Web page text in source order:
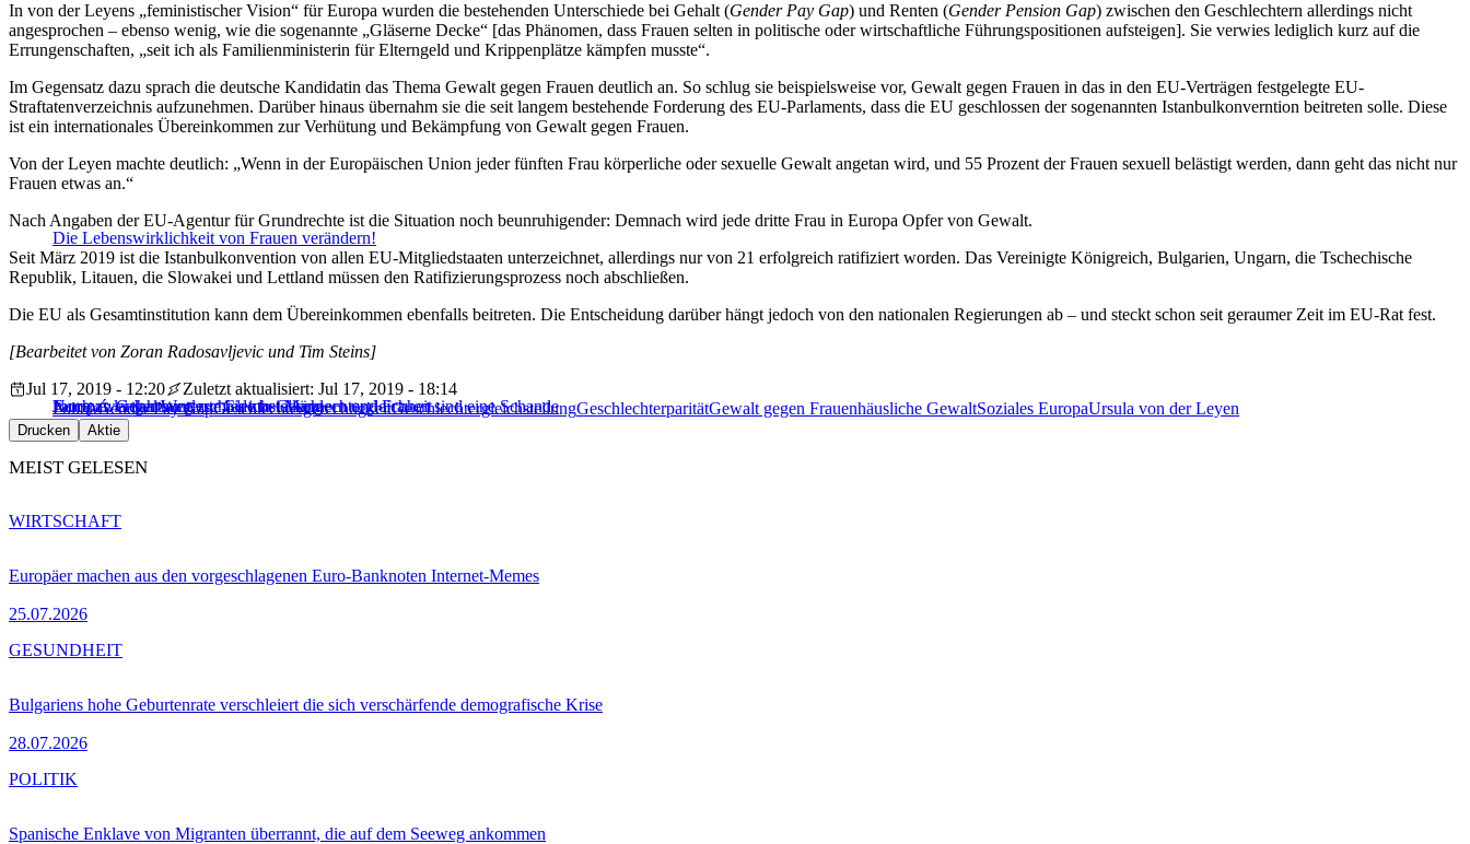
In von der Leyens „feministischer Vision“ für Europa wurden die bestehenden Unterschiede bei Gehalt (Gender Pay Gap) und Renten (Gender Pension Gap) zwischen den Geschlechtern allerdings nicht
angesprochen – ebenso wenig, wie die sogenannte „Gläserne Decke“ [das Phänomen, dass Frauen selten in politische oder wirtschaftliche Führungspositionen aufsteigen]. Sie verwies lediglich kurz auf die
Errungenschaften, „seit ich als Familienministerin für Elterngeld und Krippenplätze kämpfen musste“.
Im Gegensatz dazu sprach die deutsche Kandidatin das Thema Gewalt gegen Frauen deutlich an. So schlug sie beispielsweise vor, Gewalt gegen Frauen in das in den EU-Verträgen festgelegte EU-
Straftatenverzeichnis aufzunehmen. Darüber hinaus übernahm sie die seit langem bestehende Forderung des EU-Parlaments, dass die EU geschlossen der sogenannten Istanbulkonverntion beitreten solle. Diese
ist ein internationales Übereinkommen zur Verhütung und Bekämpfung von Gewalt gegen Frauen.
Von der Leyen machte deutlich: „Wenn in der Europäischen Union jeder fünften Frau körperliche oder sexuelle Gewalt angetan wird, und 55 Prozent der Frauen sexuell belästigt werden, dann geht das nicht nur
Frauen etwas an.“
Die Lebenswirklichkeit von Frauen verändern!
Nach Angaben der EU-Agentur für Grundrechte ist die Situation noch beunruhigender: Demnach wird jede dritte Frau in Europa Opfer von Gewalt.
Seit März 2019 ist die Istanbulkonvention von allen EU-Mitgliedstaaten unterzeichnet, allerdings nur von 21 erfolgreich ratifiziert worden. Das Vereinigte Königreich, Bulgarien, Ungarn, die Tschechische
Republik, Litauen, die Slowakei und Lettland müssen den Ratifizierungsprozess noch abschließen.
Die EU als Gesamtinstitution kann dem Übereinkommen ebenfalls beitreten. Die Entscheidung darüber hängt jedoch von den nationalen Regierungen ab – und steckt schon seit geraumer Zeit im EU-Rat fest.
[Bearbeitet von Zoran Radosavljevic und Tim Steins]
Jourová: Gehaltsunterschiede bei Männern und Frauen sind eine Schande
Noch zwei Jahrhunderte bis zur Geschlechtergleichheit
Europas langer Weg zur Gleichstellung
Jul 17, 2019 - 12:20
Zuletzt aktualisiert: Jul 17, 2019 - 18:14
PolitikGender Pay GapGeschlechtergerechtigkeitGeschlechtergleichstellungGeschlechterparitätGewalt gegen Frauenhäusliche GewaltSoziales EuropaUrsula von der Leyen
Drucken Aktie
MEIST GELESEN
Europäer machen aus den vorgeschlagenen Euro-Banknoten Internet-Memes
25.07.2026
WIRTSCHAFT
Bulgariens hohe Geburtenrate verschleiert die sich verschärfende demografische Krise
28.07.2026
GESUNDHEIT
Spanische Enklave von Migranten überrannt, die auf dem Seeweg ankommen
POLITIK